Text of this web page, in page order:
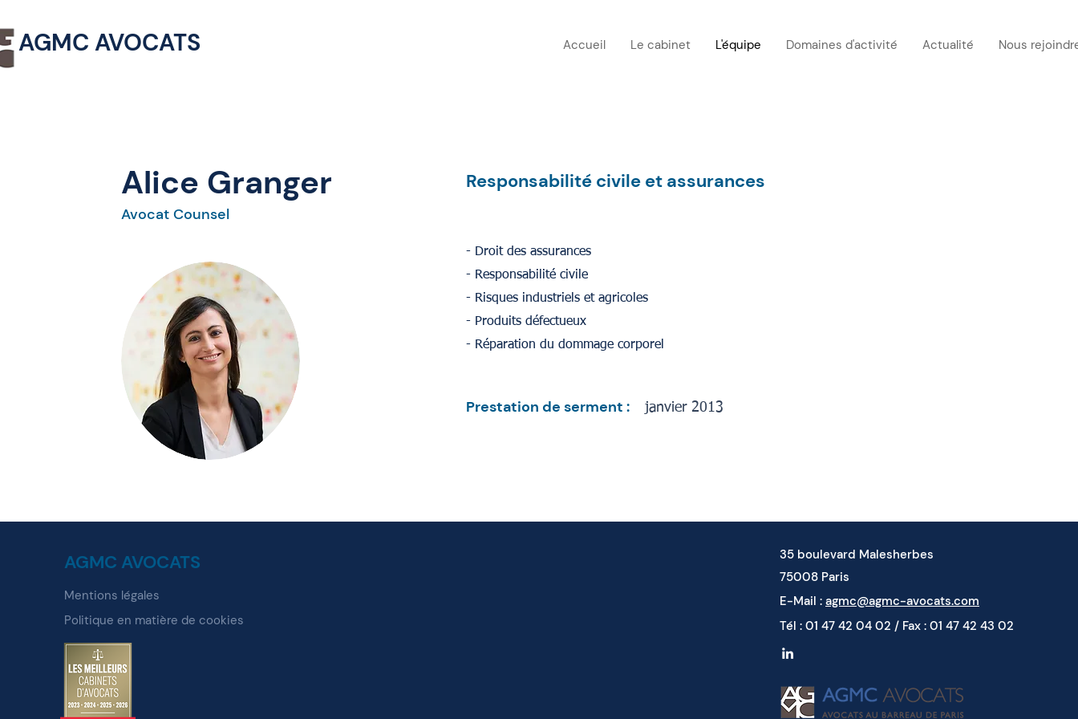
AGMC AVOCATS Accueil Le cabinet L'équipe Domaines d'activité Actualité Nous
Alice Granger
Avocat Counsel
Responsabilité civile et assurances
- Droit des assurances
- Responsabilité civile
- Risques industriels et agricoles
- Produits défectueux
- Réparation du dommage corporel
Prestation de serment : janvier 2013
AGMC AVOCATS
Mentions légales
Politique en matière de cookies
35 boulevard Malesherbes
75008 Paris
E-Mail : agmc@agmc-avocats.com
Tél : 01 47 42 04 02 / Fax : 01 47 42 43 02